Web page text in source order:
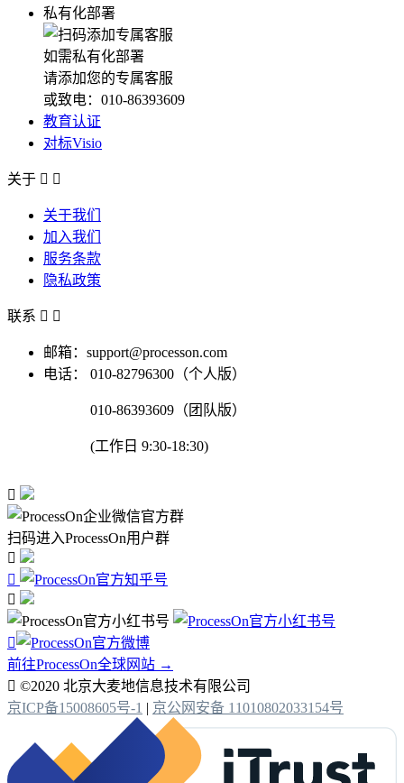
私有化部署
如需私有化部署
请添加您的专属客服
或致电：010-86393609
教育认证
对标Visio
关于  
关于我们
加入我们
服务条款
隐私政策
联系  
邮箱：support@processon.com
电话：
010-82796300（个人版）
010-86393609（团队版）
(工作日 9:30-18:30)

扫码进入ProcessOn用户群




前往ProcessOn全球网站 →
 ©2020 北京大麦地信息技术有限公司
京ICP备15008605号-1 | 京公网安备 11010802033154号